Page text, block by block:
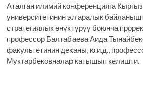
Аталган илимий конференцияга
университетинин эл аралык
стратегиялык өнүктүрүү боюнча
профессор Балтабаева Аида
факультетинин деканы, ю.и.д.,
Муктарбековналар катышып келишти.